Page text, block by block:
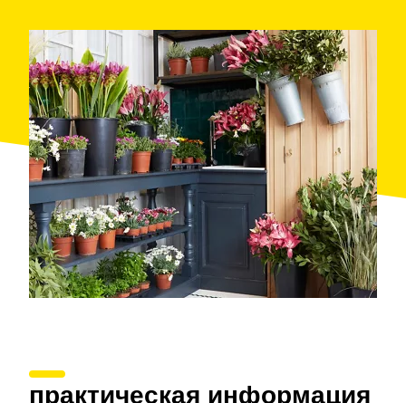
практическая информация